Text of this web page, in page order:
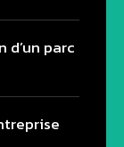
d’un parc